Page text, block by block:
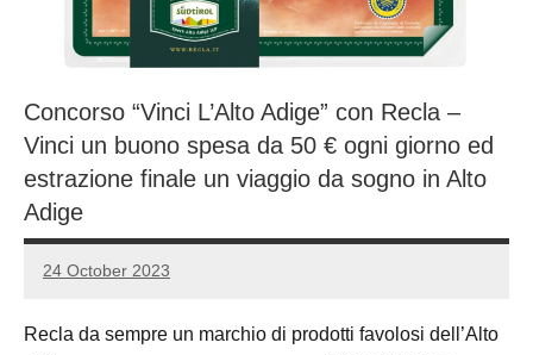
Concorso “Vinci L’Alto Adige” con Recla –
Vinci un buono spesa da 50 € ogni giorno ed
estrazione finale un viaggio da sogno in Alto
Adige
24 October 2023
Luca
No
Recla da sempre un marchio di prodotti favolosi dell’Alto